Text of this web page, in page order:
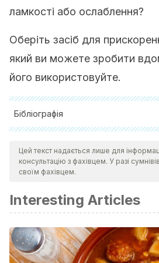
ламкості або ослаблення?
Оберіть засіб для
який ви можете зробити
його використовуйте.
Бібліографія
Amit, G., & Halkin, A. (1997).
term phenazopyridine use.
Gediya, S. K., Mistry, R. B., Patel, U.
Plant Resour,1(1), 24-32.
Geweely, N. S. (2006). Antifungal
Цей текст надається лише для
консультацію з фахівцем. У разі
своїм фахівцем.
Interesting Articles